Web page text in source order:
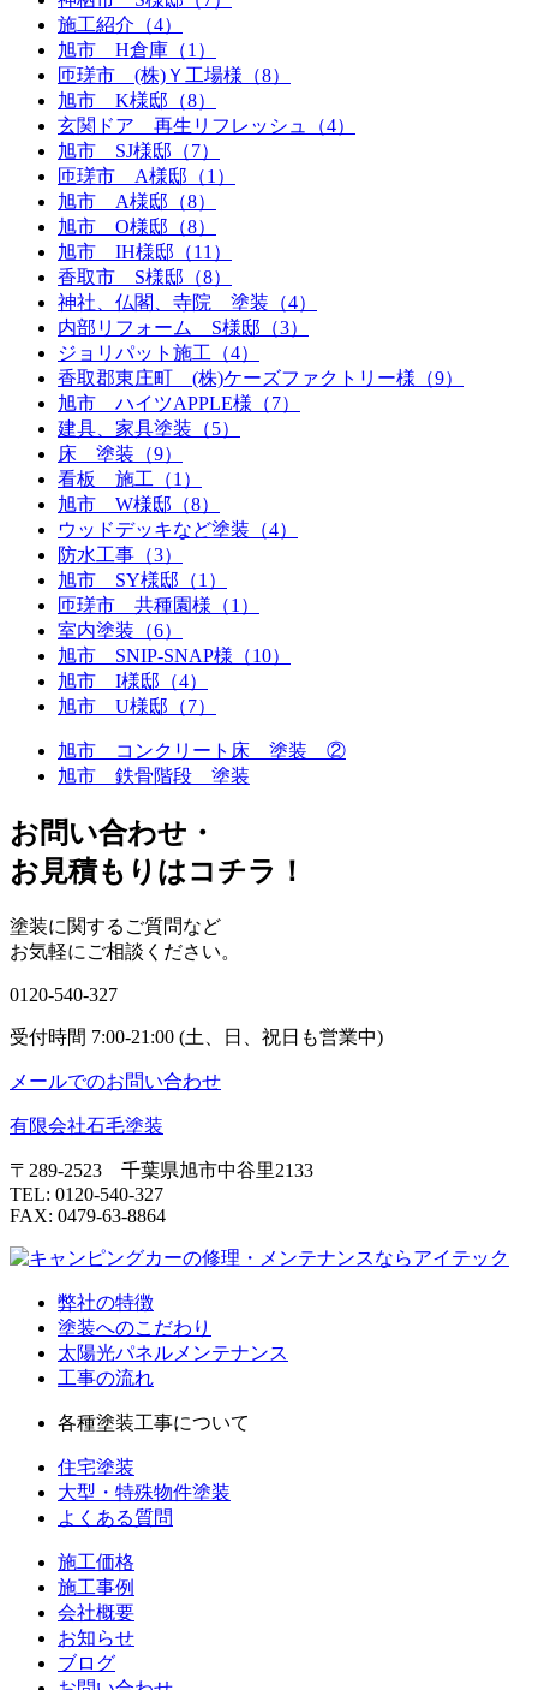
施工紹介（4）
旭市 H倉庫（1）
匝瑳市 (株)Ｙ工場様（8）
旭市 K様邸（8）
玄関ドア 再生リフレッシュ（4）
旭市 SJ様邸（7）
匝瑳市 A様邸（1）
旭市 A様邸（8）
旭市 O様邸（8）
旭市 IH様邸（11）
香取市 S様邸（8）
神社、仏閣、寺院 塗装（4）
内部リフォーム S様邸（3）
ジョリパット施工（4）
香取郡東庄町 (株)ケーズファクトリー様（9）
旭市 ハイツAPPLE様（7）
建具、家具塗装（5）
床 塗装（9）
看板 施工（1）
旭市 W様邸（8）
ウッドデッキなど塗装（4）
防水工事（3）
旭市 SY様邸（1）
匝瑳市 共種園様（1）
室内塗装（6）
旭市 SNIP-SNAP様（10）
旭市 I様邸（4）
旭市 U様邸（7）
旭市 コンクリート床 塗装 ②
旭市 鉄骨階段 塗装
お問い合わせ ・
お⾒積もりはコチラ！
塗装に関するご質問など
お気軽にご相談ください。
0120-540-327
受付時間 7:00-21:00 (土、日、祝日も営業中)
メールでのお問い合わせ
有限会社石毛塗装
〒289-2523 千葉県旭市中谷里2133
TEL: 0120-540-327
FAX: 0479-63-8864
弊社の特徴
塗装へのこだわり
太陽光パネルメンテナンス
工事の流れ
各種塗装工事について
住宅塗装
大型・特殊物件塗装
よくある質問
施工価格
施工事例
会社概要
お知らせ
ブログ